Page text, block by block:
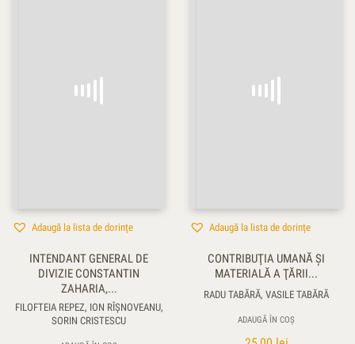
Adaugă la lista de dorințe
INTENDANT GENERAL DE
DIVIZIE CONSTANTIN
ZAHARIA,...
FILOFTEIA REPEZ, ION RÎŞNOVEANU,
SORIN CRISTESCU
Adaugă la lista de dorințe
CONTRIBUŢIA UMANĂ ŞI
MATERIALĂ A ŢĂRII...
RADU TABĂRĂ, VASILE TABĂRĂ
ADAUGĂ ÎN COȘ